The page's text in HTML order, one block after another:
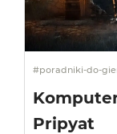
#poradniki-do-
Pripyat